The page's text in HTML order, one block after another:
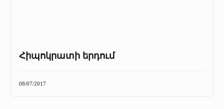
Հիպոկրատի երդում
08/07/2017